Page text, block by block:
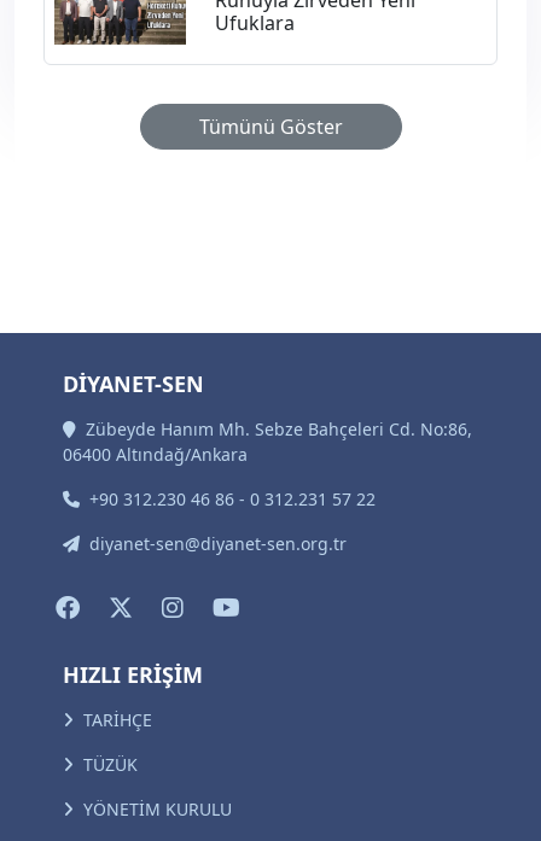
Ufuklara
Tümünü Göster
DİYANET-SEN
Zübeyde Hanım Mh. Sebze Bahçeleri Cd. No:86,
06400 Altındağ/Ankara
+90 312.230 46 86 - 0 312.231 57 22
diyanet-sen@diyanet-sen.org.tr
HIZLI ERİŞİM
TARİHÇE
TÜZÜK
YÖNETİM KURULU